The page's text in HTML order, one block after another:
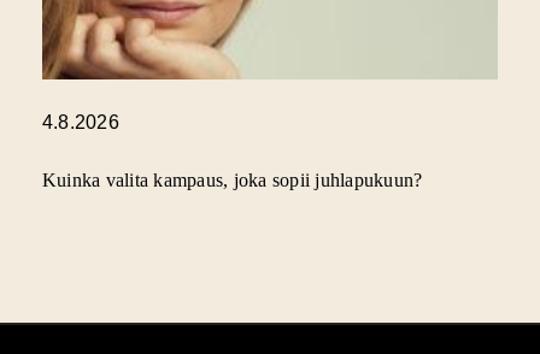
4.8.2026
Kuinka valita kampaus, joka sopii juhlapukuun?